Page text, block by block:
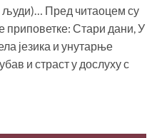
људи)… Пред читаоцем су
приповетке: Стари дани, У
језика и унутарње
и страст у дослуху с